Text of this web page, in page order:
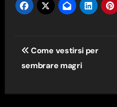
Navigazione
articoli
Come vestirsi per
sembrare magri